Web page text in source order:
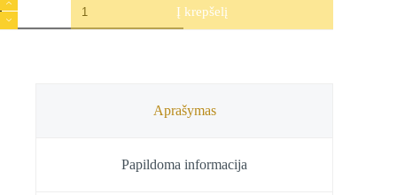
kiekis:
Bičių
Į krepšelį
Aprašymas
Papildoma informacija